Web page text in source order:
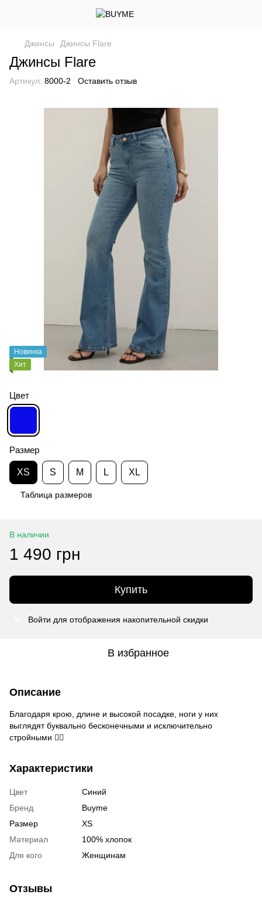
Джинсы Джинсы Flare
Джинсы Flare
Артикул: 8000-2 Оставить отзыв
Новинка
Хит
Цвет
Размер
XS S M L XL
Таблица размеров
В наличии
1 490 грн
Купить
Войти для отображения накопительной скидки
В избранное
Описание
Благодаря крою, длине и высокой посадке, ноги у них
выглядят буквально бесконечными и исключительно
стройными 👌🏻
Характеристики
Цвет
Синий
Бренд
Buyme
Размер
XS
Материал
100% хлопок
Для кого
Женщинам
Отзывы